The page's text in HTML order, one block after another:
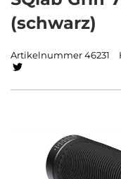
(schwarz)
Artikelnummer 46231